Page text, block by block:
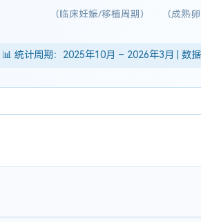
(临床妊娠/移植周期) (成熟
📊 统计周期：2025年10月 – 2026年3月 | 数